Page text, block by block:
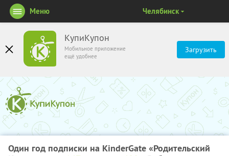
КупиКупон
Мобильное приложение
ещё удобнее
Загрузить
Меню Челябинск
Один год подписки на KinderGate «Родительский